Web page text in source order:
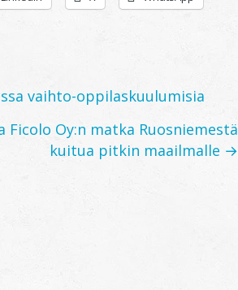
vaihto-oppilaskuulumisia
Ficolo Oy:n matka Ruosniemestä
kuitua pitkin maailmalle →